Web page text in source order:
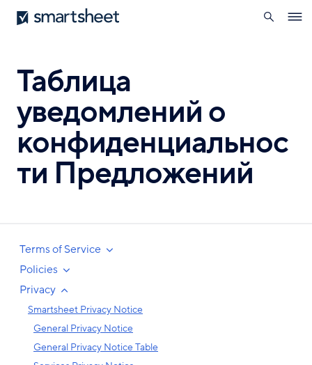
Перейти
Smartsheet
поиск
Таблица
уведомлений о
конфиденциальнос
ти Предложений
Terms of Service
Policies
Privacy
Smartsheet Privacy Notice
General Privacy Notice
General Privacy Notice Table